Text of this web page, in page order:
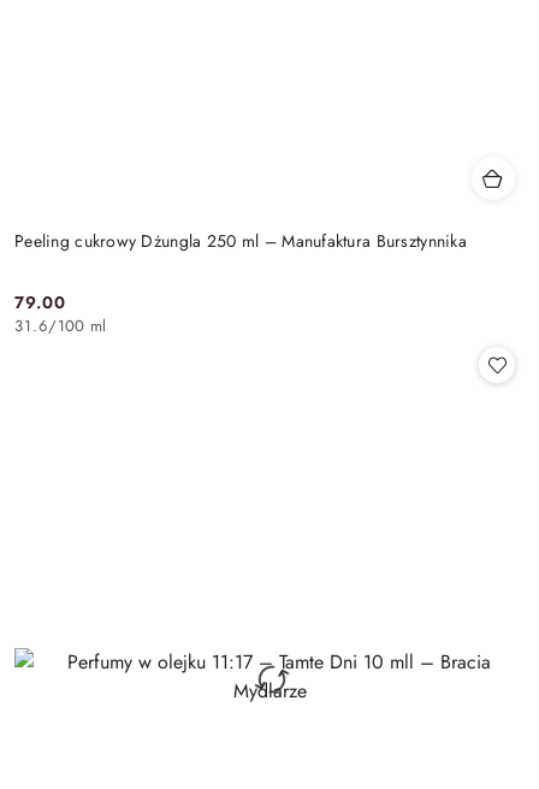
Peeling cukrowy Dżungla 250 ml – Manufaktura Bursztynnika
Cena:
79.00
31.6/100 ml